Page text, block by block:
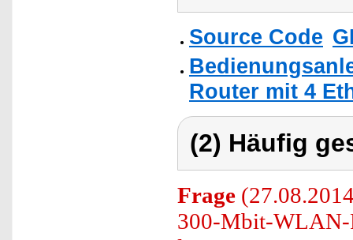
Source Code
Router mit 4
(2) Häufig
Frage
300-Mbit-WLAN-